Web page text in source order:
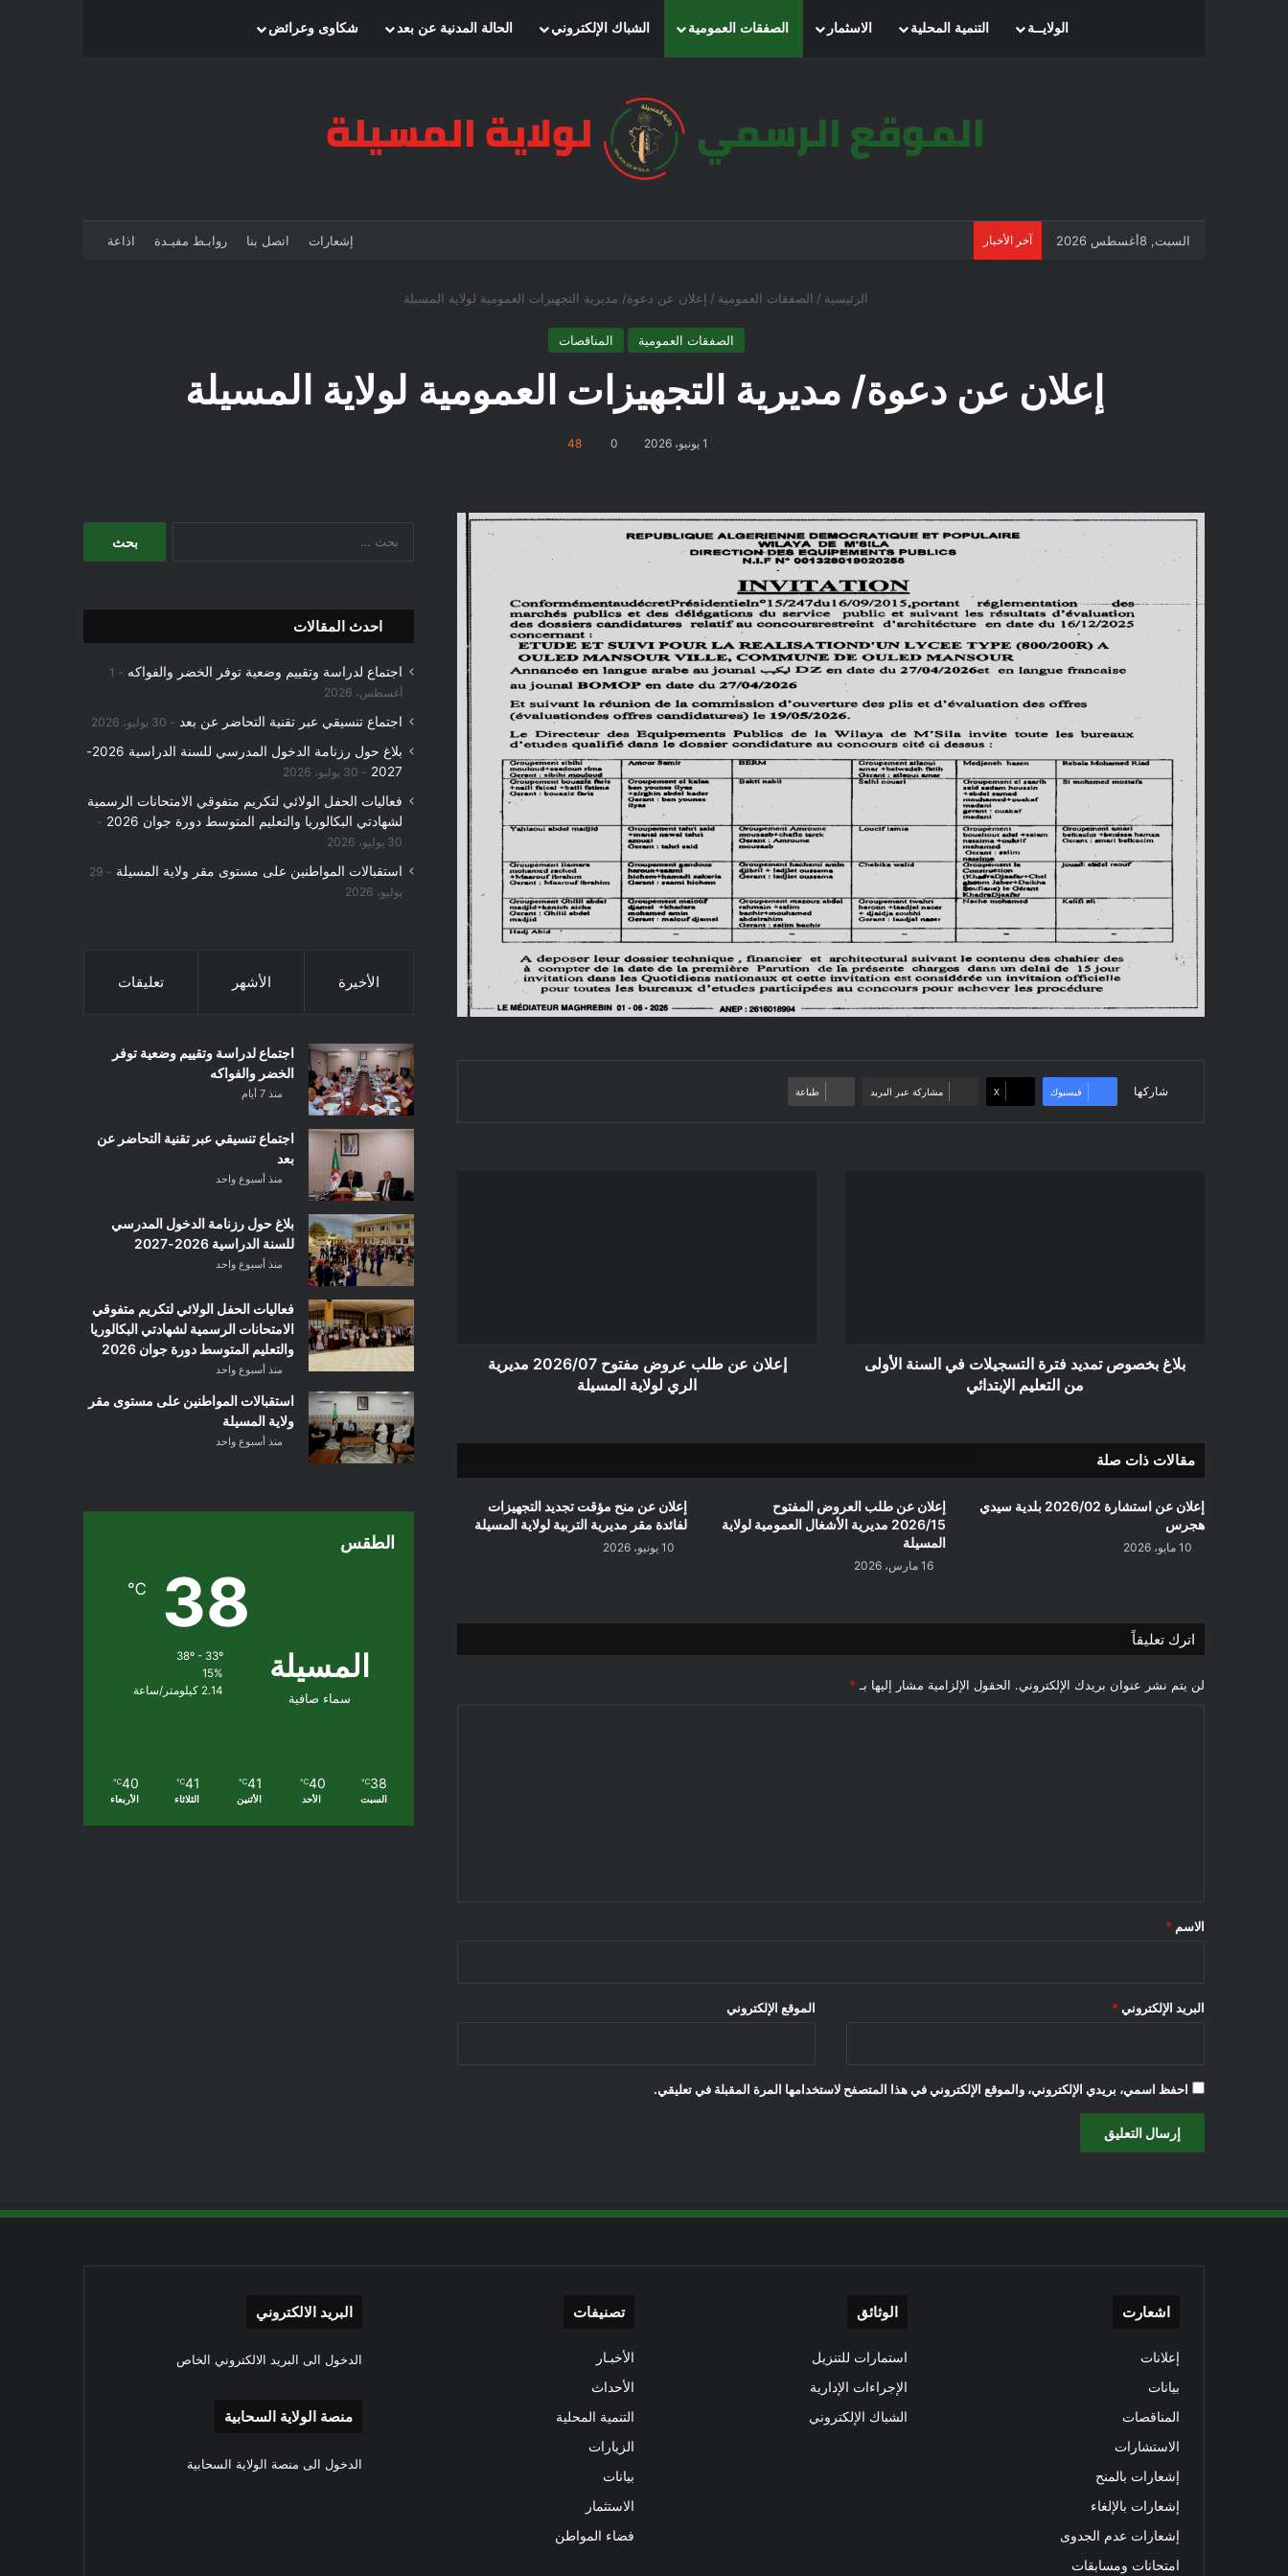
الرئيسيةالولايــة التنمية المحلية الاسثمار الصفقات العمومية الشباك الإلكتروني الحالة المدنية عن بعد شكاوى وعرائض
السبت, 8أغسطس 2026 آخر الأخبار إشعارات اتصل بنا روابـط مفيـدة اذاعة
الرئيسية / الصفقات العمومية / إعلان عن دعوة/ مديرية التجهيزات العمومية لولاية المسيلة
الصفقات العمومية المناقصات
إعلان عن دعوة/ مديرية التجهيزات العمومية لولاية المسيلة
1 يونيو، 2026 0
48
شاركها فيسبوك ‫X مشاركة عبر البريد طباعة
التعليمبلاغ بخصوص تمديد فترة التسجيلات في السنة الأولى
من التعليم الإبتدائي
المسيلة
إعلان عن طلب عروض مفتوح 2026/07 مديرية
الري لولاية المسيلة
مقالات ذات صلة
إعلان عن استشارة 2026/02 بلدية سيدي
هجرس
10 مايو، 2026
إعلان عن طلب العروض المفتوح
2026/15 مديرية الأشغال العمومية لولاية
المسيلة
16 مارس، 2026
إعلان عن منح مؤقت تجديد التجهيزات
لفائدة مقر مديرية التربية لولاية المسيلة
10 يونيو، 2026
اترك تعليقاً
لن يتم نشر عنوان بريدك الإلكتروني. الحقول الإلزامية مشار إليها بـ *
*
الاسم *
البريد الإلكتروني * الموقع الإلكتروني
احفظ اسمي، بريدي الإلكتروني، والموقع الإلكتروني في هذا المتصفح لاستخدامها المرة المقبلة في تعليقي.
احدث المقالات
اجتماع لدراسة وتقييم وضعية توفر الخضر والفواكه
1
أغسطس، 2026
اجتماع تنسيقي عبر تقنية التحاضر عن بعد 30 يوليو، 2026
بلاغ حول رزنامة الدخول المدرسي للسنة الدراسية 2026-
2027
30 يوليو، 2026
فعاليات الحفل الولائي لتكريم متفوقي الامتحانات الرسمية
لشهادتي البكالوريا والتعليم المتوسط دورة جوان 2026
30 يوليو، 2026
استقبالات المواطنين على مستوى مقر ولاية المسيلة
29
يوليو، 2026
الأخيرة الأشهر تعليقات
اجتماع لدراسة وتقييم وضعية توفر
الخضر والفواكه
منذ 7 أيام
اجتماع تنسيقي عبر تقنية التحاضر عن
بعد
منذ أسبوع واحد
بلاغ حول رزنامة الدخول المدرسي
للسنة الدراسية 2026-2027
منذ أسبوع واحد
فعاليات الحفل الولائي لتكريم متفوقي
الامتحانات الرسمية لشهادتي البكالوريا
والتعليم المتوسط دورة جوان 2026
منذ أسبوع واحد
استقبالات المواطنين على مستوى مقر
ولاية المسيلة
منذ أسبوع واحد
الطقس
المسيلة
سماء صافية
38
℃
38º - 33º
15%
2.14 كيلومتر/ساعة
38
℃
السبت
40
℃
الأحد
41
℃
الأثنين
41
℃
الثلاثاء
40
℃
الأربعاء
اشعارت
إعلانات
بيانات
المناقصات
الاستشارات
إشعارات بالمنح
إشعارات بالإلغاء
إشعارات عدم الجدوى
امتحانات ومسابقات
الوثائق
استمارات للتنزيل
الإجراءات الإدارية
الشباك الإلكتروني
تصنيفات
الأخبـار
الأحداث
التنمية المحلية
الزيارات
بيانات
الاستثمار
فضاء المواطن
البريد الالكتروني
الدخول الى البريد الالكتروني الخاص
منصة الولاية السحابية
الدخول الى منصة الولاية السحابية